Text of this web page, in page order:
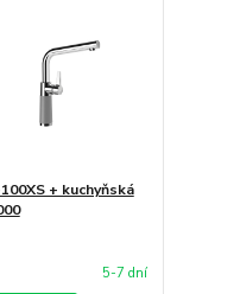
+ kuchyňská
5-7 dní